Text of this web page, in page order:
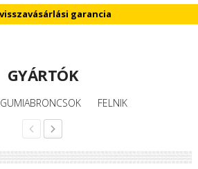
garancia
GYÁRTÓK
GUMIABRONCSOK FELNIK